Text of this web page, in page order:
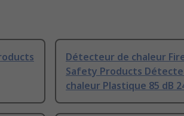
Détecteur de chaleur
Safety Products
chaleur Plastique 85 dB